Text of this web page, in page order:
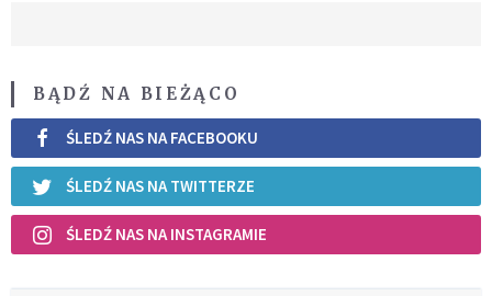
BĄDŹ NA BIEŻĄCO
ŚLEDŹ NAS NA FACEBOOKU
ŚLEDŹ NAS NA TWITTERZE
ŚLEDŹ NAS NA INSTAGRAMIE